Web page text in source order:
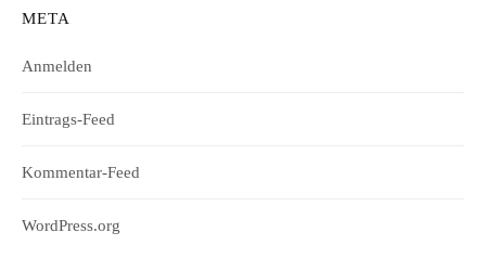
META
Anmelden
Eintrags-Feed
Kommentar-Feed
WordPress.org